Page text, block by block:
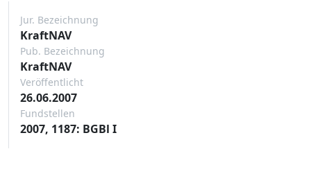
Jur. Bezeichnung
KraftNAV
Pub. Bezeichnung
KraftNAV
Veröffentlicht
26.06.2007
Fundstellen
2007, 1187: BGBl I